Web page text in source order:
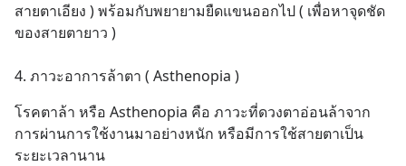
สายตาเอียง ) พร้อมกับพยายามยืดแขนออกไป ( เพื่อหาจุดชัด
ของสายตายาว )
4. ภาวะอาการล้าตา ( Asthenopia )
โรคตาล้า หรือ Asthenopia คือ ภาวะที่ดวงตาอ่อนล้าจาก
การผ่านการใช้งานมาอย่างหนัก หรือมีการใช้สายตาเป็น
ระยะเวลานาน